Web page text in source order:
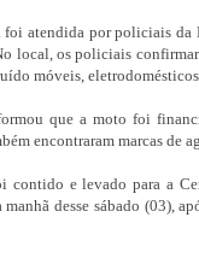
foi atendida por policiais da
local, os policiais
móveis,
que a moto foi
encontraram marcas de
contido e levado para a
manhã desse sábado (03),